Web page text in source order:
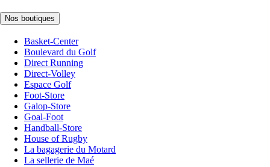
Nos boutiques
Basket-Center
Boulevard du Golf
Direct Running
Direct-Volley
Espace Golf
Foot-Store
Galop-Store
Goal-Foot
Handball-Store
House of Rugby
La bagagerie du Motard
La sellerie de Maé